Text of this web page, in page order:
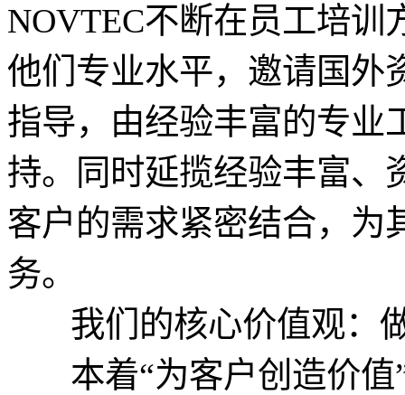
NOVTEC不断在员工培
他们专业水平，邀请国外
指导，由经验丰富的专业
持。同时延揽经验丰富、
客户的需求紧密结合，为
务。
我们的核心价值观：
本着“为客户创造价值